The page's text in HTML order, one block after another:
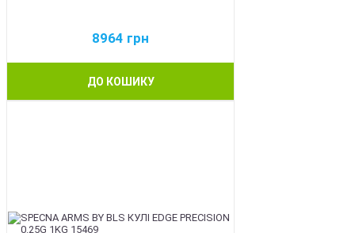
8964 грн
ДО КОШИКУ